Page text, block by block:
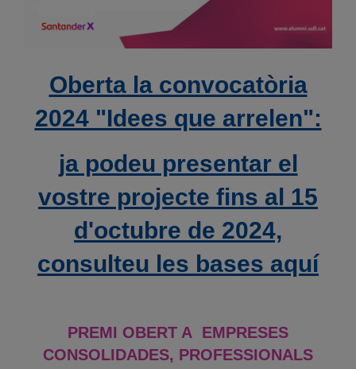
Oberta la convocatòria
2024 "Idees que arrelen":
ja podeu presentar el
vostre projecte fins al 15
d'octubre de 2024,
consulteu les bases aquí
PREMI OBERT A EMPRESES
CONSOLIDADES, PROFESSIONALS